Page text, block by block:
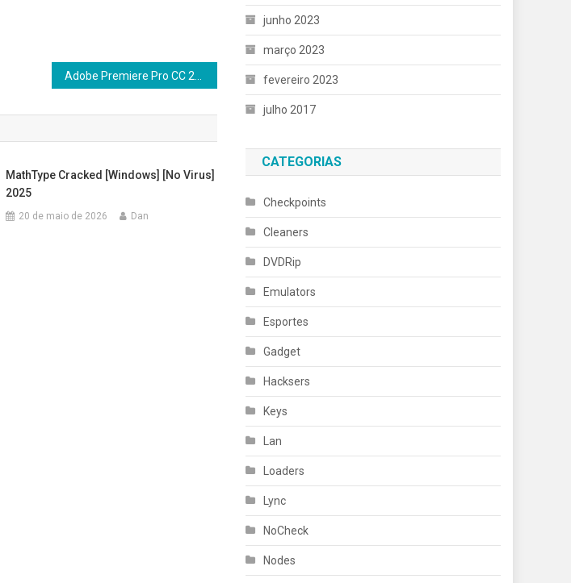
MathType Cracked [Windows] [no Virus]
2025
20 de maio de 2026 Dan
junho 2023
março 2023
fevereiro 2023
julho 2017
CATEGORIAS
Checkpoints
Cleaners
DVDRip
Emulators
Esportes
Gadget
Hacksers
Keys
Lan
Loaders
Lync
NoCheck
Nodes